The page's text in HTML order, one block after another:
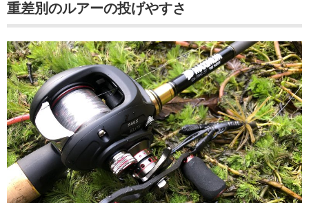
重差別のルアーの投げやすさ